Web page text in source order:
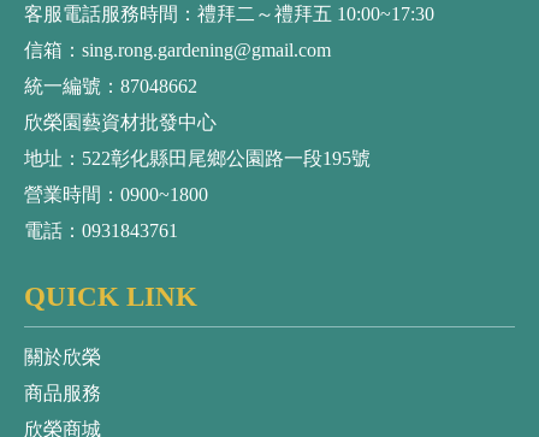
客服電話服務時間：禮拜二～禮拜五 10:00~17:30
信箱：sing.rong.gardening@gmail.com
統一編號：87048662
欣榮園藝資材批發中心
地址：522彰化縣田尾鄉公園路一段195號
營業時間：0900~1800
電話：0931843761
QUICK LINK
關於欣榮
商品服務
欣榮商城